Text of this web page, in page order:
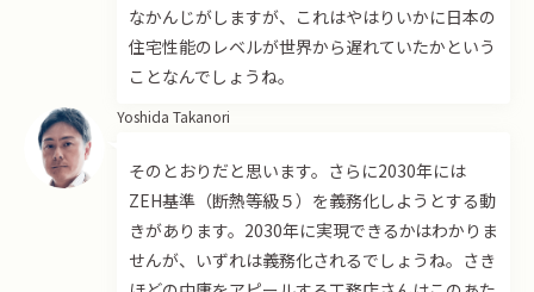
なかんじがしますが、これはやはりいかに日本の
住宅性能のレベルが世界から遅れていたかという
ことなんでしょうね。
Yoshida Takanori
そのとおりだと思います。さらに2030年には
ZEH基準（断熱等級５）を義務化しようとする動
きがあります。2030年に実現できるかはわかりま
せんが、いずれは義務化されるでしょうね。さき